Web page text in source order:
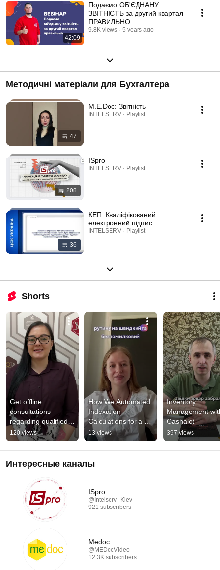
42:09
Подаємо ОБ'ЄДНАНУ
ЗВІТНІСТЬ за другий квартал
ПРАВИЛЬНО
9.8K views 5 years ago
Методичні матеріали для Бухгалтера
47
M.E.Doc: Звітність
INTELSERV · Playlist
208
ISpro
INTELSERV · Playlist
36
КЕП: Кваліфікований
електронний підпис
INTELSERV · Playlist
Shorts
Get offline
consultations
regarding qualified
electronic signatures
(QES), software
cash register...
120 views
How We Automated
Indexation
Calculations for a
Client
13 views
Inventory
Management
Cashalot
397 views
Интересные каналы
ISpro
@Intelserv_Kiev
921 subscribers
Medoc
@MEDocVideo
12.3K subscribers